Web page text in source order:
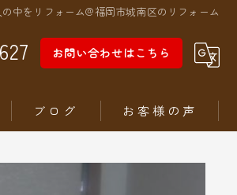
中をリフォーム@福岡市城南区のリフォーム
お問い合わせはこちら
ブログ お客様の声